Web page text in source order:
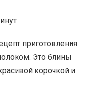
приготовления
Это блины
корочкой и